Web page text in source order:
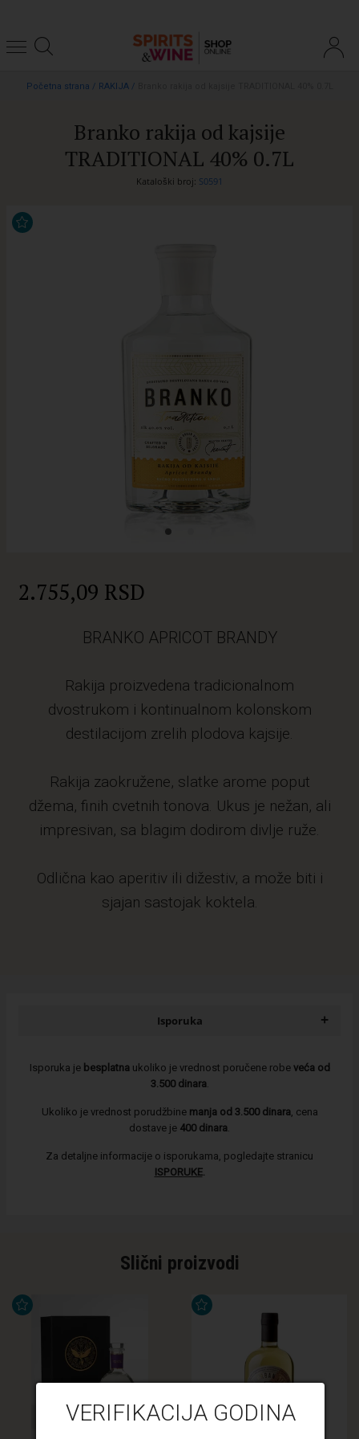
VERIFIKACIJA GODINA
Početna strana / RAKIJA /
Branko rakija od kajsije
TRADITIONAL 40% 0.7L
Kataloški broj: S0591
2.755,09 RSD
BRANKO APRICOT BRANDY
Rakija proizvedena tradicionalnom
dvostrukom i kontinualnom kolonskom
destilacijom zrelih plodova kajsije.
Rakija zaokružene, slatke arome poput
džema, finih cvetnih tonova. Ukus je nežan, ali
impresivan, sa blagim dodirom divlje ruže.
Odlična kao aperitiv ili dižestiv, a može biti i
sjajan sastojak koktela.
Isporuka +
Isporuka je besplatna ukoliko je vrednost poručene robe veća od
3.500 dinara.
Ukoliko je vrednost porudžbine manja od 3.500 dinara, cena
dostave je 400 dinara
Za detaljne informacije o isporukama, pogledajte stranicu
ISPORUKE.
Slični proizvodi